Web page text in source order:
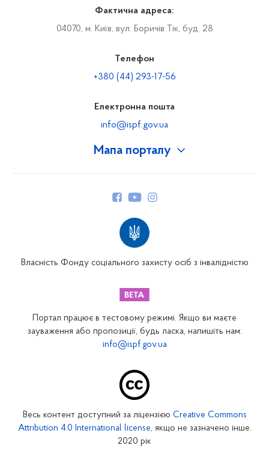
Мапа порталу
Закарпатське відділення
Запорізьке відділення
Кіровоградське відділення
Фактична адреса:
04070, м. Київ, вул. Боричів Тік, буд. 28
Телефон
+380 (44) 293-17-56
Електронна пошта
info@ispf.gov.ua
Власність Фонду соціального захисту осіб з інвалідністю
Портал працює в тестовому режимі. Якщо ви маєте
зауваження або пропозиції, будь ласка, напишіть нам:
info@ispf.gov.ua
Весь контент доступний за ліцензією Creative Commons
Attribution 4.0 International license, якщо не зазначено інше.
2020 рік